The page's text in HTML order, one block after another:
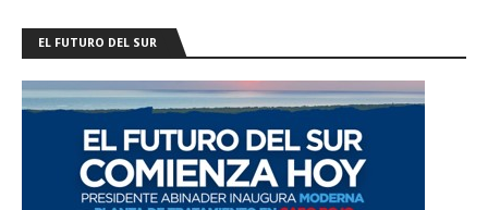
EL FUTURO DEL SUR